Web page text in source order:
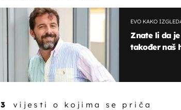
EVO KAKO
Znate li da
također naš
3 vijesti o kojima se priča